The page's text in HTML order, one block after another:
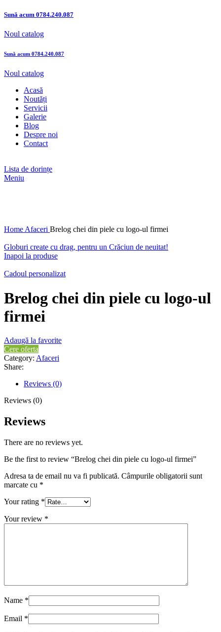
Sună acum 0784.240.087
Noul catalog
Sună acum 0784.240.087
Noul catalog
Acasă
Noutăți
Servicii
Galerie
Blog
Despre noi
Contact
Lista de dorințe
Meniu
Home Afaceri Brelog chei din piele cu logo-ul firmei
Globuri create cu drag, pentru un Crăciun de neuitat!
Inapoi la produse
Cadoul personalizat
Brelog chei din piele cu logo-ul
firmei
Adaugă la favorite
Cere oferta
Category: Afaceri
Share:
Reviews (0)
Reviews (0)
Reviews
There are no reviews yet.
Be the first to review “Brelog chei din piele cu logo-ul firmei”
Adresa ta de email nu va fi publicată. Câmpurile obligatorii sunt
marcate cu *
Your rating *
Your review *
Name *
Email *